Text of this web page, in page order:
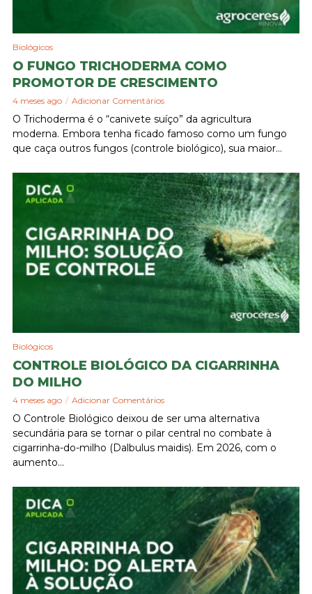
Biológicos
O FUNGO TRICHODERMA COMO
PROMOTOR DE CRESCIMENTO
4 meses ago Adicionar Comentários
O Trichoderma é o “canivete suíço” da agricultura
moderna. Embora tenha ficado famoso como um fungo
que caça outros fungos (controle biológico), sua maior...
Biológicos
CONTROLE BIOLÓGICO DA CIGARRINHA
DO MILHO
4 meses ago Adicionar Comentários
O Controle Biológico deixou de ser uma alternativa
secundária para se tornar o pilar central no combate à
cigarrinha-do-milho (Dalbulus maidis). Em 2026, com o
aumento...